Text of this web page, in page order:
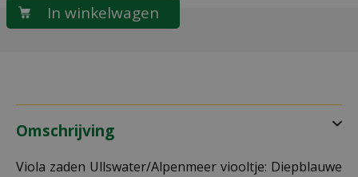
Omschrijving
Viola zaden Ullswater/Alpenmeer viooltje: Diepblauwe